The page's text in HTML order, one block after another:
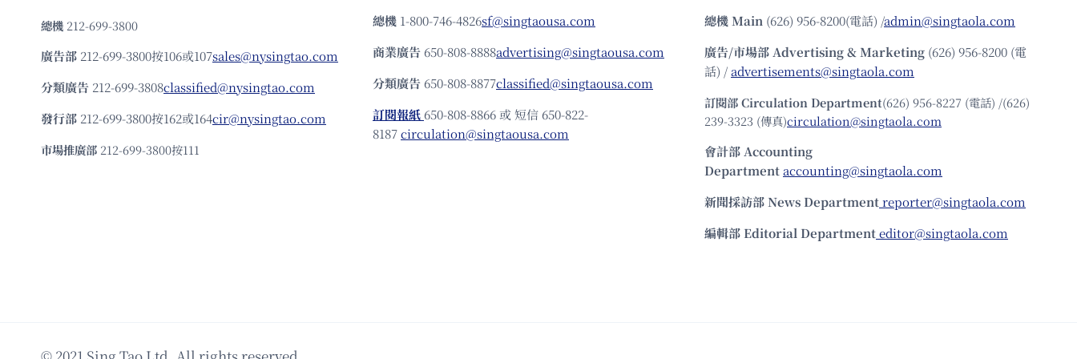
總機 212-699-3800
廣告部 212-699-3800按106或107sales@nysingtao.com
分類廣告 212-699-3808classified@nysingtao.com
發⾏部 212-699-3800按162或164cir@nysingtao.com
市場推廣部 212-699-3800按111
總機 1-800-746-4826sf@singtaousa.com
商業廣告 650-808-8888advertising@singtaousa.com
分類廣告 650-808-8877classified@singtaousa.com
訂閱報紙 650-808-8866 或 短信 650-822-
8187circulation@singtaousa.com
總機Main (626) 956-8200(電話) /admin@singtaola.com
廣告/市場部Advertising & Marketing (626) 956-8200 (電
話) /advertisements@singtaola.com
訂閱部 Circulation Department(626) 956-8227 (電話) /(626)
239-3323 (傳真)circulation@singtaola.com
會計部 Accounting
Departmentaccounting@singtaola.com
新聞採訪部 News Departmentreporter@singtaola.com
編輯部 Editorial Departmenteditor@singtaola.com